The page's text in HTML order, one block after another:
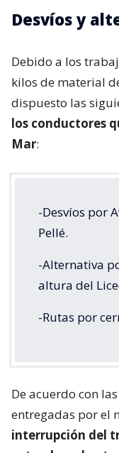
Desvíos y
Debido a los
kilos de material
dispuesto las
los conductores
Mar:
-Desvíos por
Pellé.
-Alternativa
altura del
-Rutas por
De acuerdo con
entregadas por el
interrupción del